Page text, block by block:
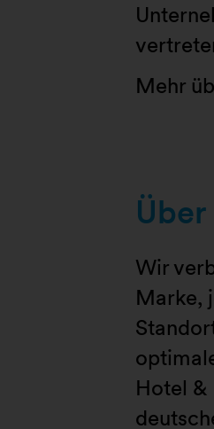
Mehr
Über
Wir
Marke,
Hotel &